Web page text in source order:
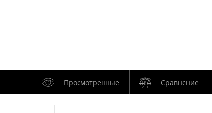
Просмотренные Сравнение